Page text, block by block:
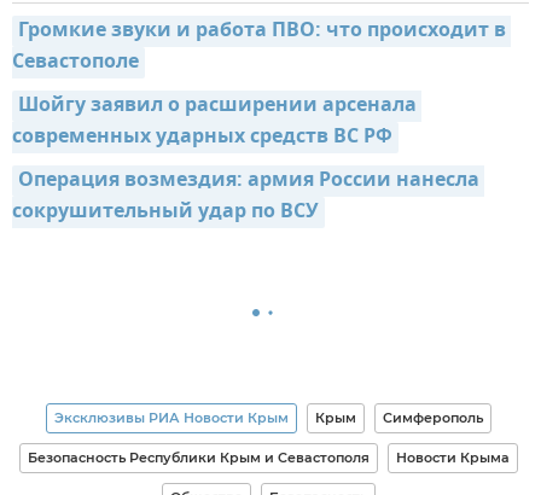
Громкие звуки и работа ПВО: что происходит в
Севастополе
Шойгу заявил о расширении арсенала
современных ударных средств ВС РФ
Операция возмездия: армия России нанесла
сокрушительный удар по ВСУ
Эксклюзивы РИА Новости Крым Крым Симферополь
Безопасность Республики Крым и Севастополя Новости Крыма